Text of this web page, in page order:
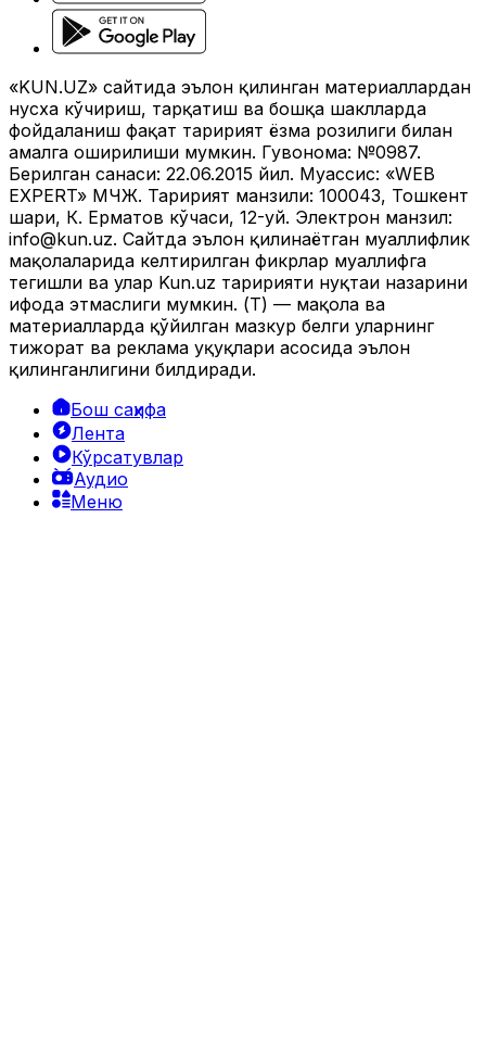
«KUN.UZ» сайтида эълон қилинган материаллардан
нусха кўчириш, тарқатиш ва бошқа шаклларда
фойдаланиш фақат таҳририят ёзма розилиги билан
амалга оширилиши мумкин. Гувоҳнома: №0987.
Берилган санаси: 22.06.2015 йил. Муассис: «WEB
EXPERT» МЧЖ. Таҳририят манзили: 100043, Тошкент
шаҳри, К. Ерматов кўчаси, 12-уй. Электрон манзил:
info@kun.uz. Сайтда эълон қилинаётган муаллифлик
мақолаларида келтирилган фикрлар муаллифга
тегишли ва улар Kun.uz таҳририяти нуқтаи назарини
ифода этмаслиги мумкин. (Т) — мақола ва
материалларда қўйилган мазкур белги уларнинг
тижорат ва реклама ҳуқуқлари асосида эълон
қилинганлигини билдиради.
Бош саҳифа
Лента
Кўрсатувлар
Аудио
Меню